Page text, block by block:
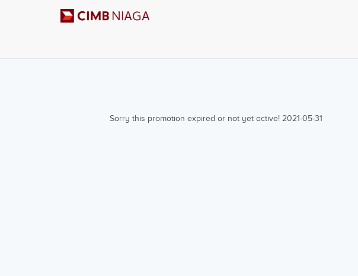
Sorry this promotion expired or not yet active! 2021-05-31